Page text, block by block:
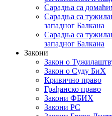
Сарадња са
Сарадња са
западног Балкана
Сарадња са
западног Балкана
Закони
Закон о
Закон о Суду БиХ
Кривично право
Грађанско право
Закони ФБИХ
Закони РС